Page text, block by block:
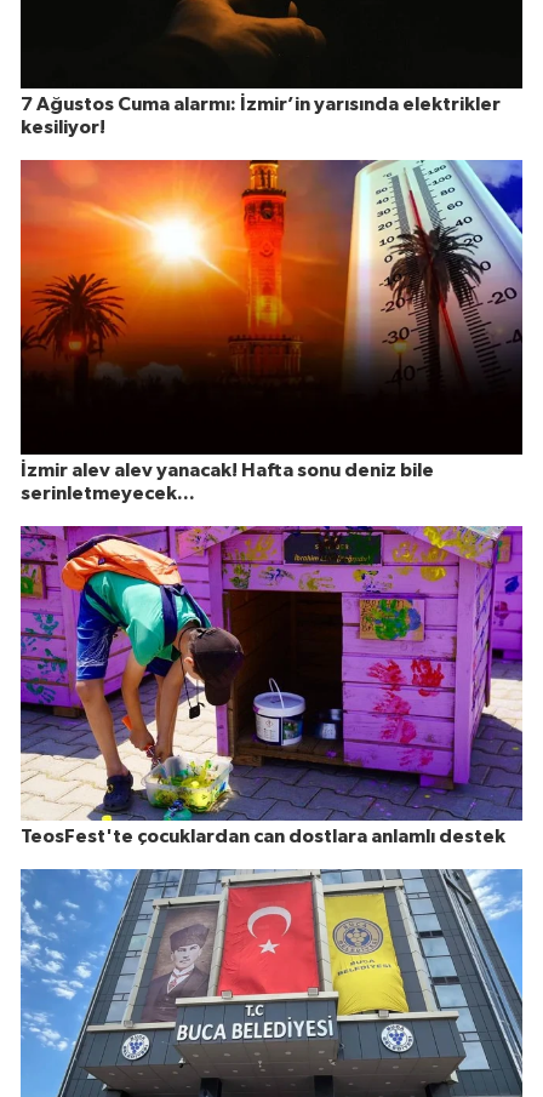
7 Ağustos Cuma alarmı: İzmir’in yarısında elektrikler
kesiliyor!
İzmir alev alev yanacak! Hafta sonu deniz bile
serinletmeyecek...
TeosFest'te çocuklardan can dostlara anlamlı destek